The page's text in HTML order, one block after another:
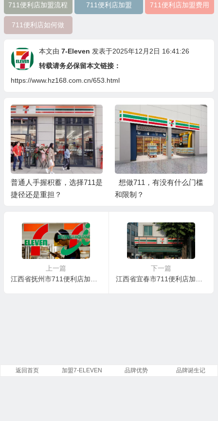
711便利店加盟流程 711便利店加盟 711便利店加盟费用
711便利店如何做
本文由 7-Eleven 发表于2025年12月2日 16:41:26
转载请务必保留本文链接：
https://www.hz168.com.cn/653.html
普通人手握积蓄，选择711是
捷径还是重担？
想做711，有没有什么门槛
和限制？
上一篇
下一篇
返回首页 加盟7-ELEVEN 品牌优势 品牌诞生记